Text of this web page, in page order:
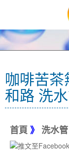
咖啡苦
和路 洗
首頁 》 洗水管